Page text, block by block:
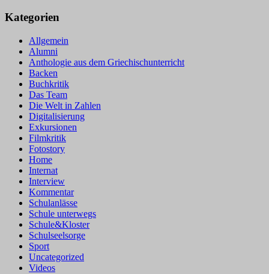
Kategorien
Allgemein
Alumni
Anthologie aus dem Griechischunterricht
Backen
Buchkritik
Das Team
Die Welt in Zahlen
Digitalisierung
Exkursionen
Filmkritik
Fotostory
Home
Internat
Interview
Kommentar
Schulanlässe
Schule unterwegs
Schule&Kloster
Schulseelsorge
Sport
Uncategorized
Videos